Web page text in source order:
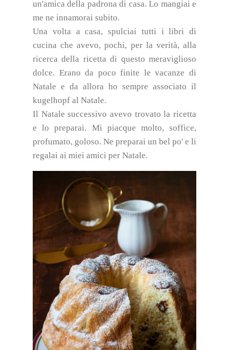
un'amica della padrona di casa. Lo mangiai e
me ne innamorai subito.
Una volta a casa, spulciai tutti i libri di
cucina che avevo, pochi, per la verità, alla
ricerca della ricetta di questo meraviglioso
dolce. Erano da poco finite le vacanze di
Natale e da allora ho sempre associato il
kugelhopf al Natale.
Il Natale successivo avevo trovato la ricetta
e lo preparai. Mi piacque molto, soffice,
profumato, goloso. Ne preparai un bel po' e li
regalai ai miei amici per Natale.